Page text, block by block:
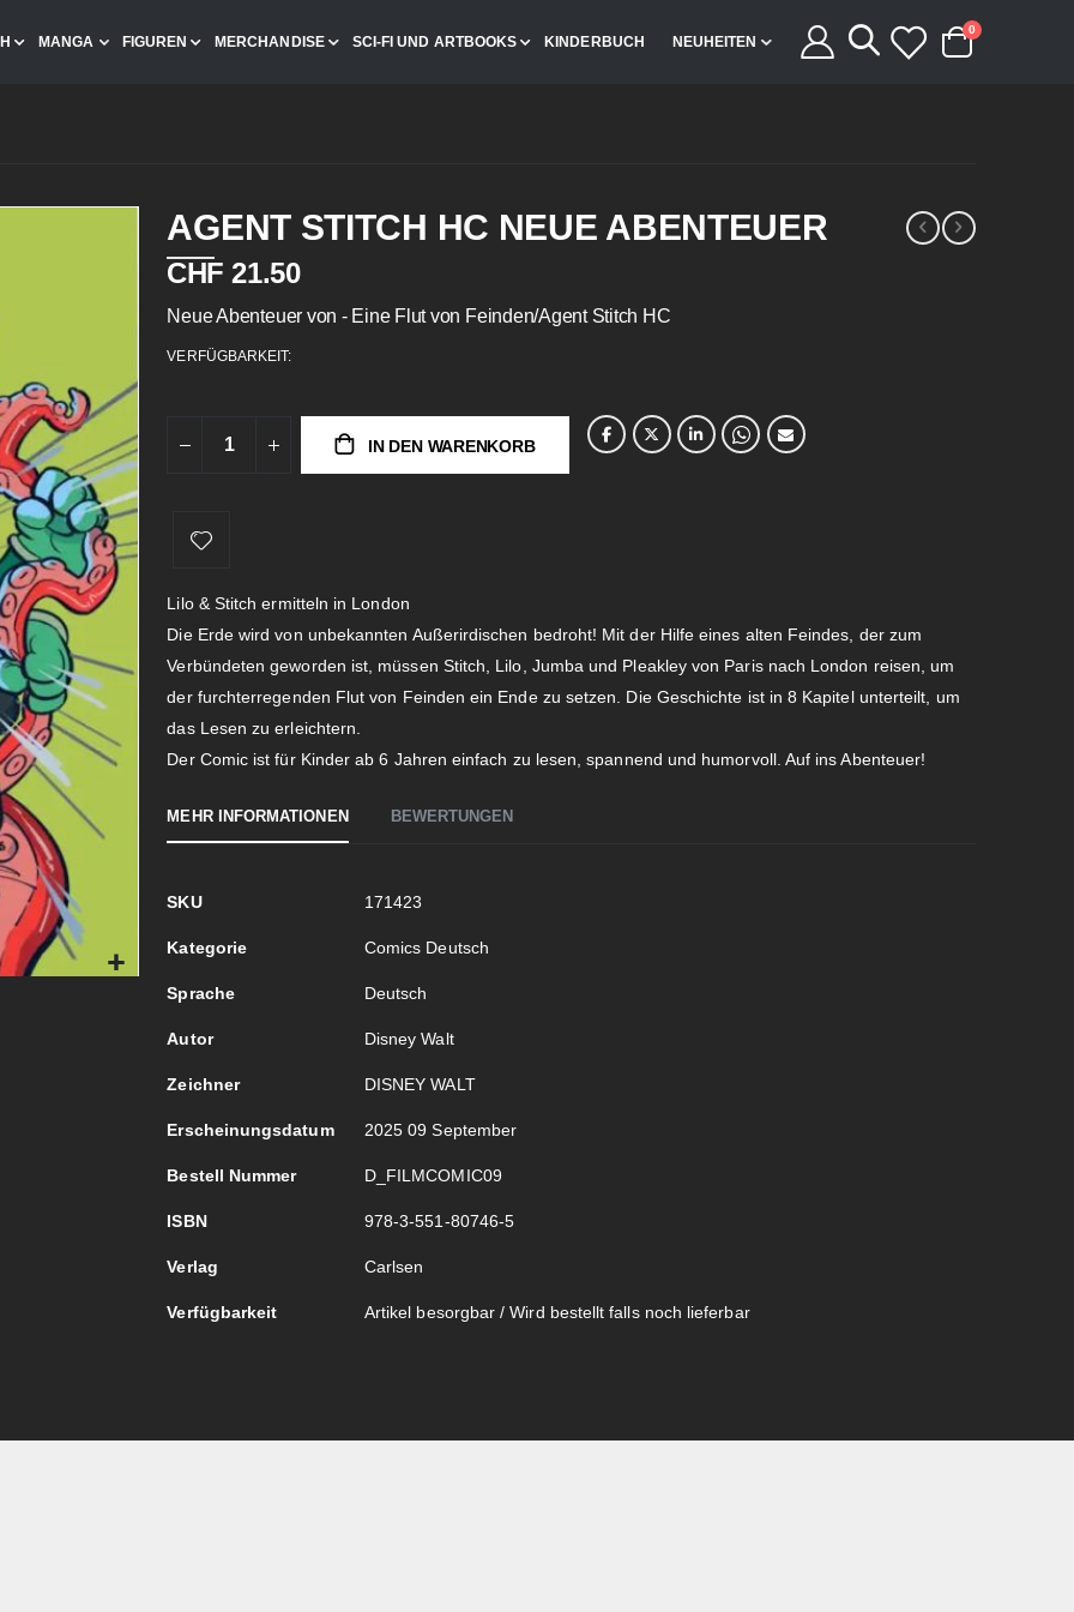
MANGA FIGUREN MERCHANDISE SCI-FI UND ARTBOOKS KINDERBUCH NEUHEITEN
Cart
0 Artikel
AGENT STITCH HC NEUE ABENTEUER
CHF 21.50
Neue Abenteuer von - Eine Flut von Feinden/Agent Stitch HC
VERFÜGBARKEIT:
IN DEN WARENKORB
Lilo & Stitch ermitteln in London
Die Erde wird von unbekannten Außerirdischen bedroht! Mit der Hilfe eines alten Feindes, der zum
Verbündeten geworden ist, müssen Stitch, Lilo, Jumba und Pleakley von Paris nach London reisen, um
der furchterregenden Flut von Feinden ein Ende zu setzen. Die Geschichte ist in 8 Kapitel unterteilt, um
das Lesen zu erleichtern.
Der Comic ist für Kinder ab 6 Jahren einfach zu lesen, spannend und humorvoll. Auf ins Abenteuer!
MEHR INFORMATIONEN
Mehr
SKU 171423
Kategorie Comics Deutsch
Sprache Deutsch
Autor Disney Walt
Zeichner DISNEY WALT
Erscheinungsdatum 2025 09 September
Bestell Nummer D_FILMCOMIC09
ISBN 978-3-551-80746-5
Verlag Carlsen
Verfügbarkeit Artikel besorgbar / Wird bestellt falls noch lieferbar
BEWERTUNGEN